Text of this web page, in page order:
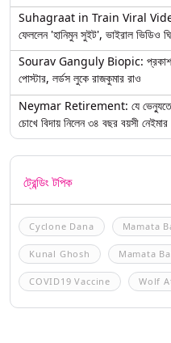
Suhagraat in Train Viral Video:
ফেললেন 'হানিমুন সুইট', ভাইরাল ভিডিও
Sourav Ganguly Biopic: প্রকাশ
পোস্টার, লর্ডস লুকে রাজকুমার রাও
Neymar Retirement: যে ভেন্যুতে
চোখে বিদায় নিলেন ৩৪ বছর বয়সী নেইমার
ট্রেন্ডিং টপিক
Cyclone Dana Mamata
Kunal Ghosh Mamata
COVID19 Vaccine Wolf